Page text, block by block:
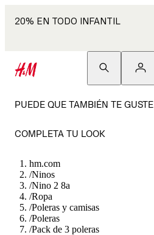
20% EN TODO INFANTIL
PUEDE QUE TAMBIÉN TE GUSTE
COMPLETA TU LOOK
hm.com
/Ninos
/Nino 2 8a
/Ropa
/Poleras y camisas
/Poleras
/Pack de 3 poleras